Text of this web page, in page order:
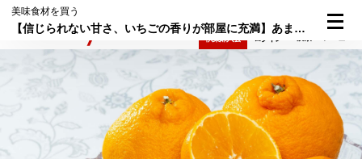
美味食材を買う
【信じられない甘さ、いちごの香りが部屋に充満】あまりんと紅プリンセスフルーツ詰め合わせが届く「dancyuプレミアムおとりよせ」